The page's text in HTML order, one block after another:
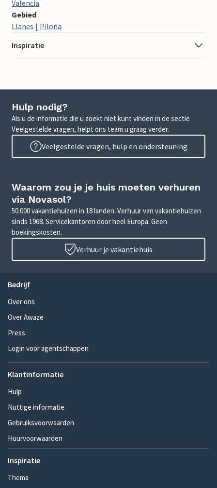
Valencia
Gebied
Llanes
Piloña
Inspiratie
Hulp nodig?
Als u de informatie die u zoekt niet kunt vinden in de sectie
Veelgestelde vragen, helpt ons team u graag verder.
Veelgestelde vragen, hulp en ondersteuning
Waarom zou je je huis moeten verhuren
via Novasol?
50.000 vakantiehuizen in 18 landen. Verhuur van vakantiehuizen
sinds 1968. Servicekantoren door heel Europa. Geen
boekingskosten.
Verhuur je vakantiehuis
Bedrijf
Over ons
Over Awaze
Press
Login voor agentschappen
Klantinformatie
Hulp
Nuttige informatie
Gebruiksvoorwaarden
Huurvoorwaarden
Inspiratie
Thema